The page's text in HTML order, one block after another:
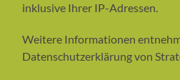
inklusive Ihrer IP-Adressen.
Weitere Informationen
Datenschutzerklärung von